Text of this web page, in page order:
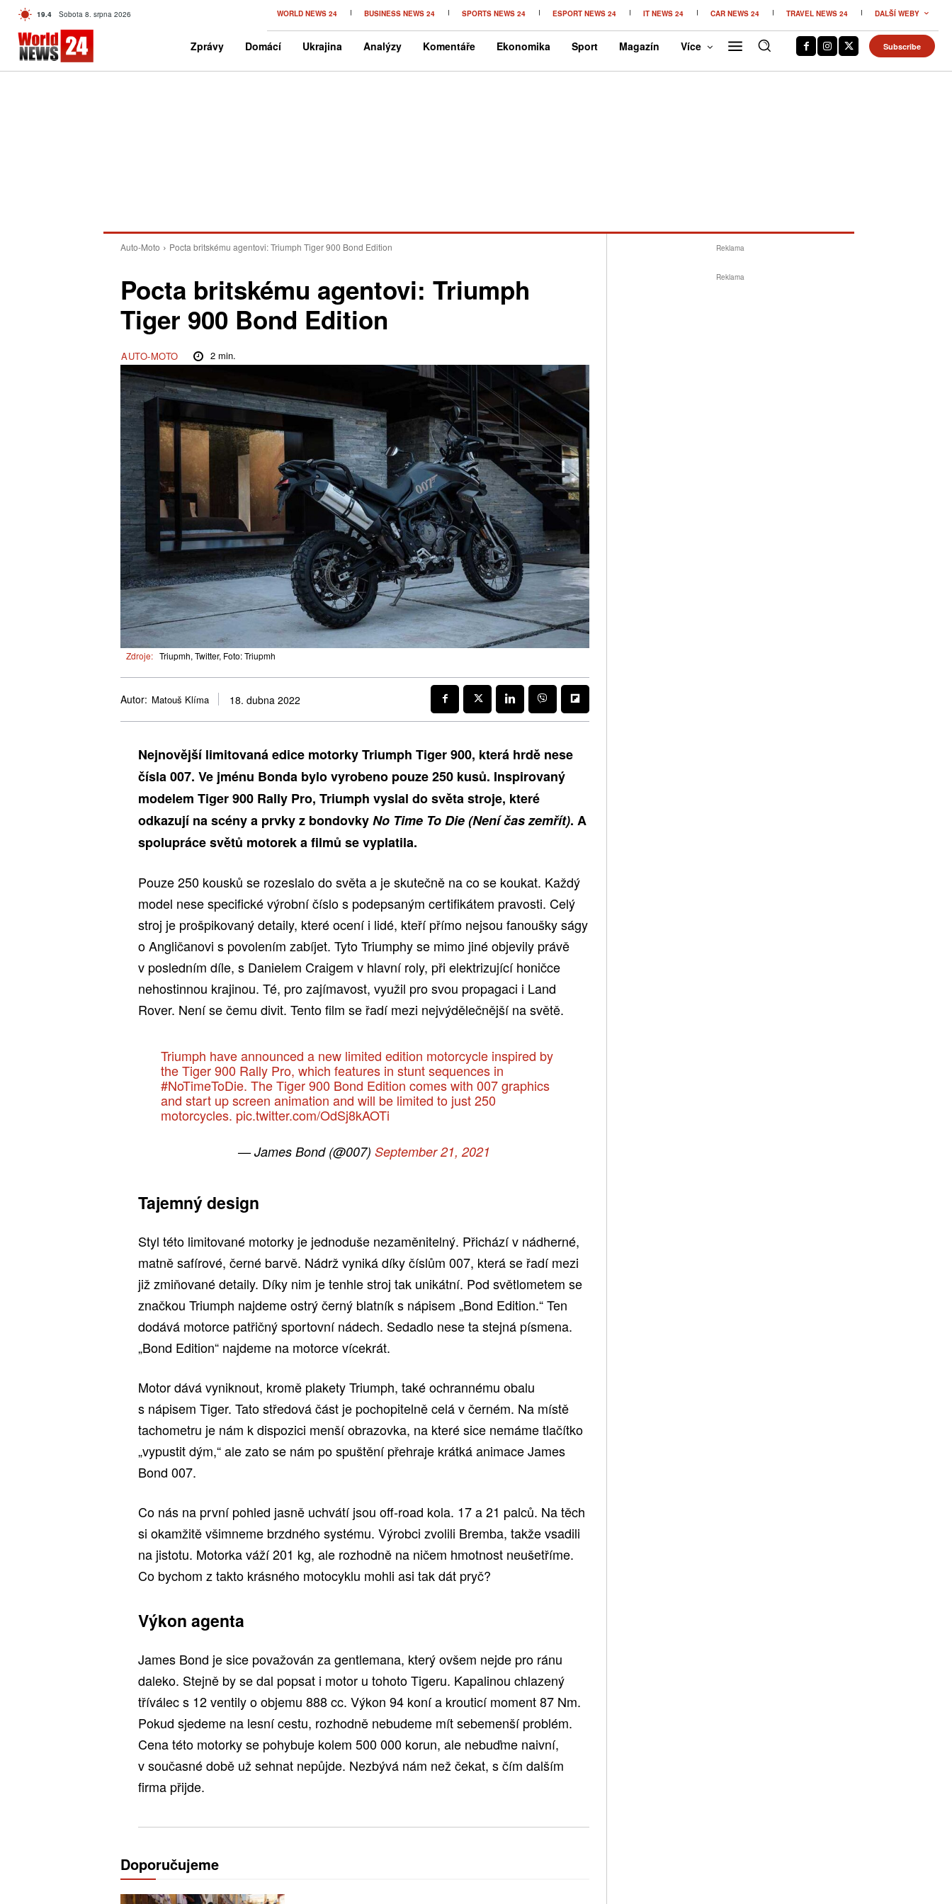
19.4 C Czech
Sobota 8. srpna 2026 WORLD NEWS 24 BUSINESS NEWS 24 SPORTS NEWS 24 ESPORT NEWS 24 IT NEWS 24 CAR NEWS 24 TRAVEL NEWS 24 DALŠÍ WEBY
Zprávy Domácí Ukrajina Analýzy Komentáře Ekonomika Sport Magazín Více Subscribe
Auto-Moto Pocta britskému agentovi: Triumph Tiger 900 Bond Edition
Pocta britskému agentovi: Triumph
Tiger 900 Bond Edition
AUTO-MOTO 2min.
Zdroje: Triupmh, Twitter, Foto: Triupmh
Autor: Matouš Klíma 18. dubna 2022
Nejnovější limitovaná edice motorky Triumph Tiger 900, která hrdě nese
čísla 007. Ve jménu Bonda bylo vyrobeno pouze 250 kusů. Inspirovaný
modelem Tiger 900 Rally Pro, Triumph vyslal do světa stroje, které
odkazují na scény a prvky z bondovkyNo Time To Die (Není čas zemřít). A
spolupráce světů motorek a filmů se vyplatila.
Pouze 250 kousků se rozeslalo do světa a je skutečně na co se koukat. Každý
model nese specifické výrobní číslo s podepsaným certifikátem pravosti. Celý
stroj je prošpikovaný detaily, které ocení i lidé, kteří přímo nejsou fanoušky ságy
o Angličanovi s povolením zabíjet. Tyto Triumphy se mimo jiné objevily právě
v posledním díle, s Danielem Craigem v hlavní roly, při elektrizující honičce
nehostinnou krajinou. Té, pro zajímavost, využil pro svou propagaci i Land
Rover. Není se čemu divit. Tento film se řadí mezi nejvýdělečnější na světě.
Triumph have announced a new limited edition motorcycle inspired by
the Tiger 900 Rally Pro, which features in stunt sequences in
#NoTimeToDie. The Tiger 900 Bond Edition comes with 007 graphics
and start up screen animation and will be limited to just 250
motorcycles. pic.twitter.com/OdSj8kAOTi
— James Bond (@007) September 21, 2021
Tajemný design
Styl této limitované motorky je jednoduše nezaměnitelný. Přichází v nádherné,
matně safírové, černé barvě. Nádrž vyniká díky číslům 007, která se řadí mezi
již zmiňované detaily. Díky nim je tenhle stroj tak unikátní. Pod světlometem se
značkou Triumph najdeme ostrý černý blatník s nápisem „Bond Edition.“ Ten
dodává motorce patřičný sportovní nádech. Sedadlo nese ta stejná písmena.
„Bond Edition“ najdeme na motorce vícekrát.
Motor dává vyniknout, kromě plakety Triumph, také ochrannému obalu
s nápisem Tiger. Tato středová část je pochopitelně celá v černém. Na místě
tachometru je nám k dispozici menší obrazovka, na které sice nemáme tlačítko
„vypustit dým,“ ale zato se nám po spuštění přehraje krátká animace James
Bond 007.
Co nás na první pohled jasně uchvátí jsou off-road kola. 17 a 21 palců. Na těch
si okamžitě všimneme brzdného systému. Výrobci zvolili Bremba, takže vsadili
na jistotu. Motorka váží 201 kg, ale rozhodně na ničem hmotnost neušetříme.
Co bychom z takto krásného motocyklu mohli asi tak dát pryč?
Výkon agenta
James Bond je sice považován za gentlemana, který ovšem nejde pro ránu
daleko. Stejně by se dal popsat i motor u tohoto Tigeru. Kapalinou chlazený
tříválec s 12 ventily o objemu 888 cc. Výkon 94 koní a krouticí moment 87 Nm.
Pokud sjedeme na lesní cestu, rozhodně nebudeme mít sebemenší problém.
Cena této motorky se pohybuje kolem 500 000 korun, ale nebuďme naivní,
v současné době už sehnat nepůjde. Nezbývá nám než čekat, s čím dalším
firma přijde.
Doporučujeme
Reklama
Reklama